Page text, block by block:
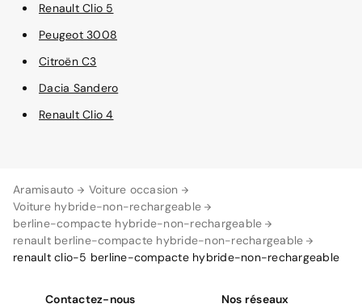
Aramisauto
Voiture occasion
Voiture hybride-non-rechargeable
berline-compacte hybride-non-rechargeable
renault berline-compacte hybride-non-rechargeable
renault clio-5 berline-compacte hybride-non-rechargeable
Renault Clio 5
Peugeot 3008
Citroën C3
Dacia Sandero
Renault Clio 4
Contactez-nous Nos réseaux